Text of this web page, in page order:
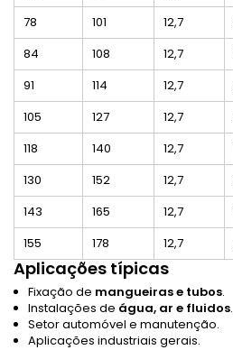
78
101 12,7
84
108 12,7
91
114 12,7
105
127 12,7
118
140 12,7
130
152 12,7
143
165 12,7
155
178 12,7
Aplicações típicas
Fixação de mangueiras e tubos.
Instalações de água, ar e fluidos.
Setor automóvel e manutenção.
Aplicações industriais gerais.